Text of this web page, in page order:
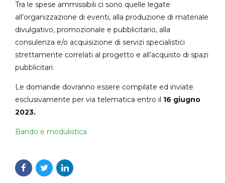
Tra le spese ammissibili ci sono quelle legate
all’organizzazione di eventi, alla produzione di materiale
divulgativo, promozionale e pubblicitario, alla
consulenza e/o acquisizione di servizi specialistici
strettamente correlati al progetto e all’acquisto di spazi
pubblicitari.
Le domande dovranno essere compilate ed inviate
esclusivamente per via telematica entro il 16 giugno
2023.
Bando e modulistica